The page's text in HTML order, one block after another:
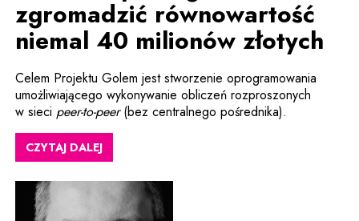
zgromadzić równowartość
niemal 40 milionów złotych
Celem Projektu Golem jest stworzenie oprogramowania
umożliwiającego wykonywanie obliczeń rozproszonych
w sieci peer-to-peer(bez centralnego pośrednika).
CZYTAJ DALEJ